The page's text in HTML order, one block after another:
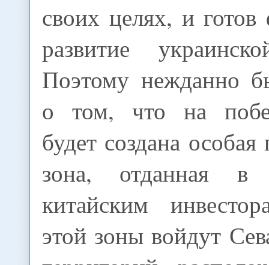
своих целях, и готов
развитие
Поэтому нежданно
о том, что на
будет создана
зона, отданная в
китайским
этой зоны войдут